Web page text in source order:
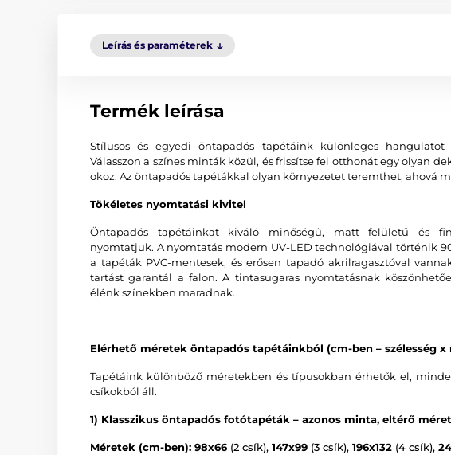
Leírás és paraméterek
Termék leírása
Stílusos és egyedi öntapadós tapétáink különleges hangulatot
Válasszon a színes minták közül, és frissítse fel otthonát egy olyan
okoz. Az öntapadós tapétákkal olyan környezetet teremthet, ahová
Tökéletes nyomtatási kivitel
Öntapadós tapétáinkat kiváló minőségű, matt felületű és
nyomtatjuk. A nyomtatás modern UV-LED technológiával történik
a tapéták PVC-mentesek, és erősen tapadó akrilragasztóval
tartást garantál a falon. A tintasugaras nyomtatásnak
élénk színekben maradnak.
Elérhető méretek öntapadós tapétáinkból (cm-ben – szélesség x
Tapétáink különböző méretekben és típusokban érhetők el,
csíkokból áll.
1) Klasszikus öntapadós fotótapéták – azonos minta, eltérő méret
Méretek (cm-ben): 98x66 (2 csík), 147x99 (3 csík), 196x132 (4 csík),